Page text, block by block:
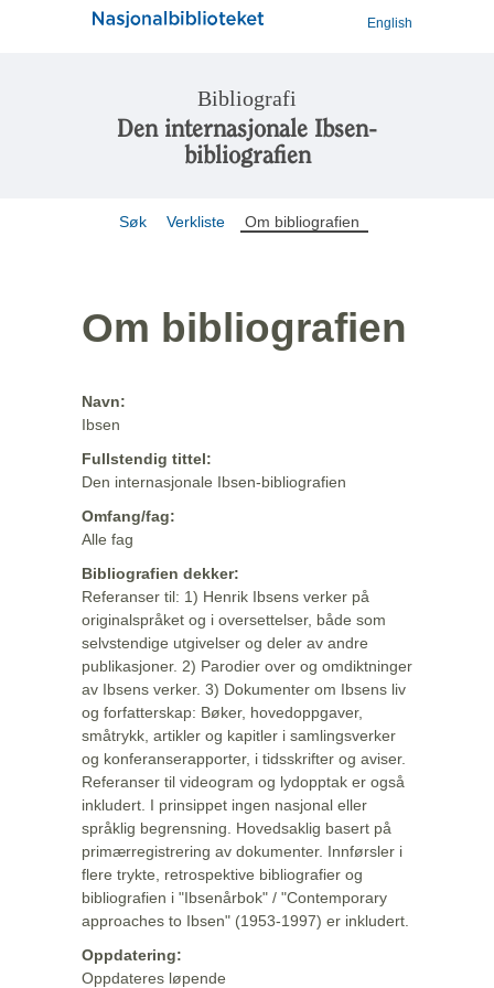
English
Bibliografi
Den internasjonale Ibsen-
bibliografien
Søk Verkliste Om bibliografien
Om bibliografien
Navn:
Ibsen
Fullstendig tittel:
Den internasjonale Ibsen-bibliografien
Omfang/fag:
Alle fag
Bibliografien dekker:
Referanser til: 1) Henrik Ibsens verker på
originalspråket og i oversettelser, både som
selvstendige utgivelser og deler av andre
publikasjoner. 2) Parodier over og omdiktninger
av Ibsens verker. 3) Dokumenter om Ibsens liv
og forfatterskap: Bøker, hovedoppgaver,
småtrykk, artikler og kapitler i samlingsverker
og konferanserapporter, i tidsskrifter og aviser.
Referanser til videogram og lydopptak er også
inkludert. I prinsippet ingen nasjonal eller
språklig begrensning. Hovedsaklig basert på
primærregistrering av dokumenter. Innførsler i
flere trykte, retrospektive bibliografier og
bibliografien i "Ibsenårbok" / "Contemporary
approaches to Ibsen" (1953-1997) er inkludert.
Oppdatering:
Oppdateres løpende